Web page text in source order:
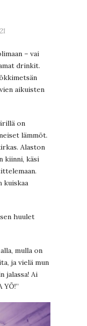
– vai
drinkit.
aikuisten
on
lämmöt.
Alaston
kiinni, käsi
kuiskaa
huulet
mulla on
ja vielä mun
jalassa! Ai